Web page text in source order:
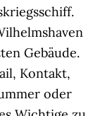
Gebäude.
Kontakt,
oder